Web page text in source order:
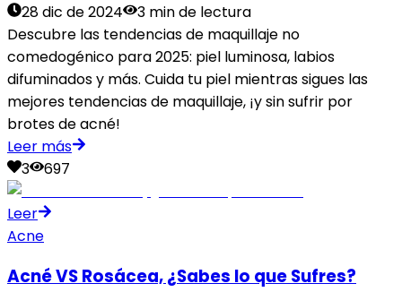
28 dic de 2024
3 min de lectura
Descubre las tendencias de maquillaje no
comedogénico para 2025: piel luminosa, labios
difuminados y más. Cuida tu piel mientras sigues las
mejores tendencias de maquillaje, ¡y sin sufrir por
brotes de acné!
Leer más
3
697
Leer
Acne
Acné VS Rosácea, ¿Sabes lo que Sufres?